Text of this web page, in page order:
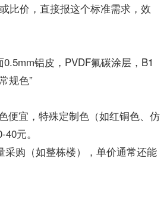
价，直接报这个标准需求，效
铝皮，PVDF氟碳涂层，B1
规色”
便宜，特殊定制色（如红铜色、仿
元。
采购（如整栋楼），单价通常还能